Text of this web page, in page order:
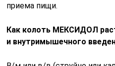
приема пищи.
Как колоть МЕКСИДОЛ
и внутримышечного